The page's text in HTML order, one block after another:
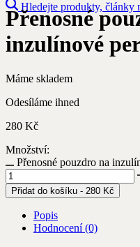
Hledejte produkty, články
Přenosné
inzulínové
Máme skladem
Odesíláme ihned
280 Kč
Množství:
Přenosné pouzdro na
Přidat do košíku - 280 Kč
Popis
Hodnocení (0)